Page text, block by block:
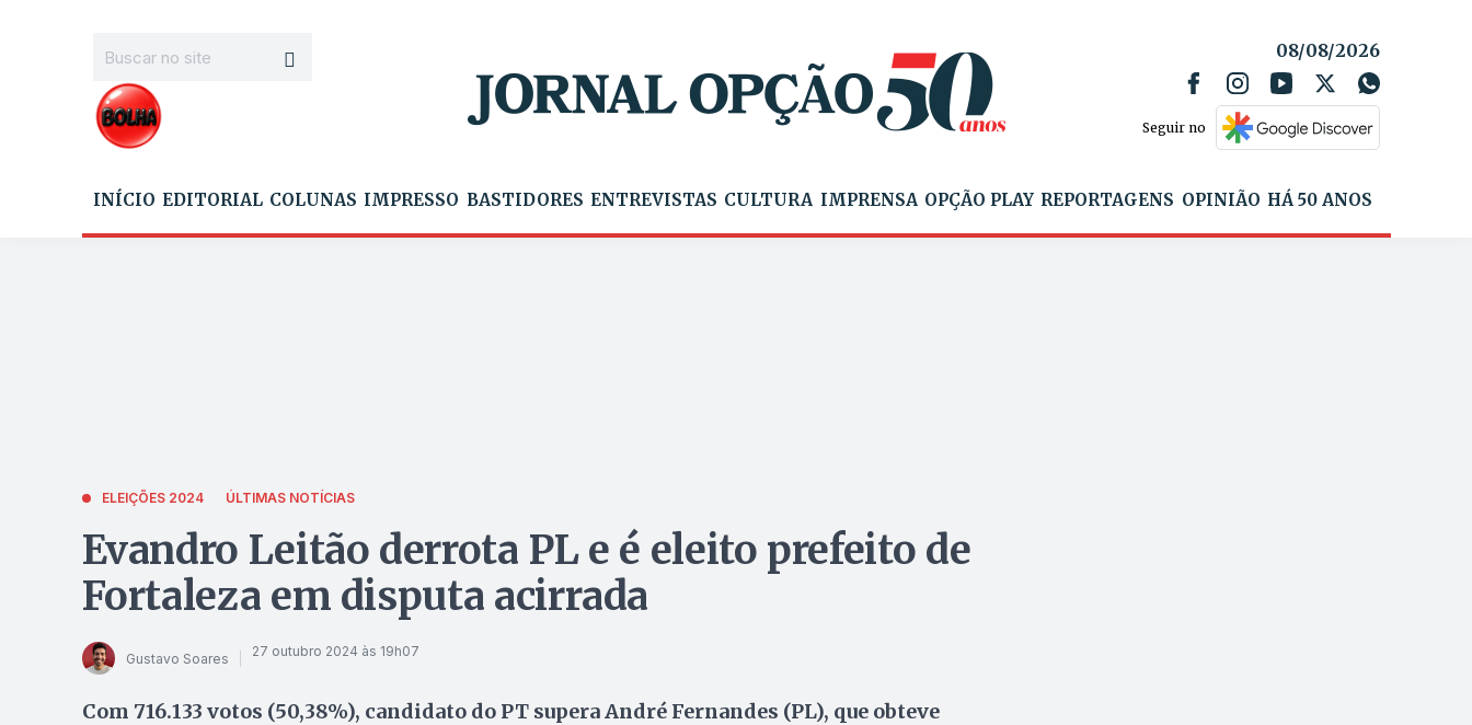
08/08/2026
Seguir no
INÍCIO EDITORIAL COLUNAS IMPRESSO BASTIDORES ENTREVISTAS CULTURA IMPRENSA OPÇÃO PLAY REPORTAGENS OPINIÃO HÁ 50 ANOS
ELEIÇÕES 2024 ÚLTIMAS NOTÍCIAS
Evandro Leitão derrota PL e é eleito prefeito de
Fortaleza em disputa acirrada
Gustavo Soares 27 outubro 2024 às 19h07
Com 716.133 votos (50,38%), candidato do PT supera André Fernandes (PL), que obteve